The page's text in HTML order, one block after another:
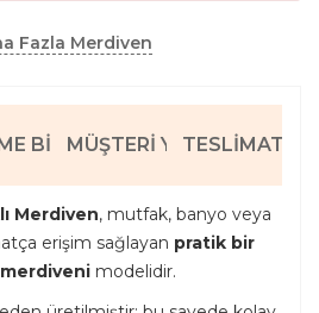
Fazla Merdiven
BILGILERI
MÜŞTERI YORUMLARI
TESLIMAT
Merdiven, mutfak, banyo veya
erişim sağlayan pratik bir
modelidir.